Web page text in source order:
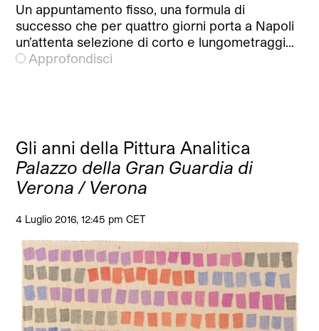
Un appuntamento fisso, una formula di
successo che per quattro giorni porta a Napoli
un’attenta selezione di corto e lungometraggi…
Approfondisci
Gli anni della Pittura Analitica
Palazzo della Gran Guardia di
Verona / Verona
4 Luglio 2016, 12:45 pm CET